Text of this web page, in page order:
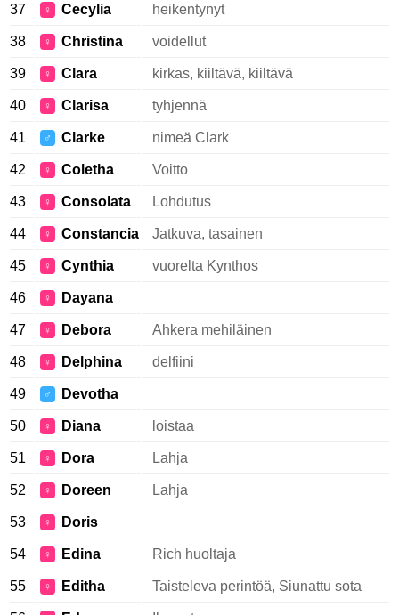
37 ♀ Cecylia heikentynyt
38 ♀ Christina voidellut
39 ♀ Clara kirkas, kiiltävä, kiiltävä
40 ♀ Clarisa tyhjennä
41 ♂ Clarke nimeä Clark
42 ♀ Coletha Voitto
43 ♀ Consolata Lohdutus
44 ♀ Constancia Jatkuva, tasainen
45 ♀ Cynthia vuorelta Kynthos
46 ♀ Dayana
47 ♀ Debora Ahkera mehiläinen
48 ♀ Delphina delfiini
49 ♂ Devotha
50 ♀ Diana loistaa
51 ♀ Dora Lahja
52 ♀ Doreen Lahja
53 ♀ Doris
54 ♀ Edina Rich huoltaja
55 ♀ Editha Taisteleva perintöä, Siunattu sota